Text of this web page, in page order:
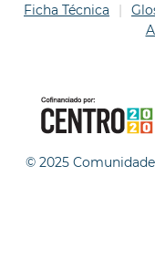
Ficha Técnica
© 2025